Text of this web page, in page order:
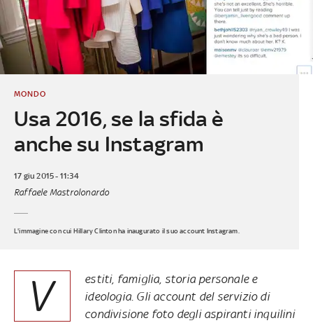
Usa 2016, se la sfida è
anche su Instagram
MONDO
17 giu 2015 - 11:34
Raffaele Mastrolonardo
L'immagine con cui Hillary Clinton ha inaugurato il suo account Instagram.
V
estiti, famiglia, storia personale e
ideologia. Gli account del servizio di
condivisione foto degli aspiranti inquilini